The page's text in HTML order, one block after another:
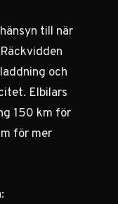
till när
och
Elbilars
150 km för
för mer